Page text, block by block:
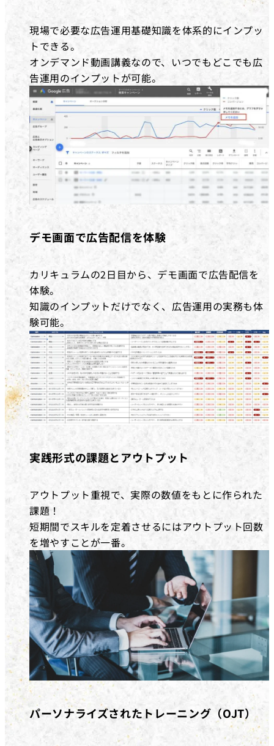
現場で必要な広告運用基礎知識を体系的にインプッ
トできる。
オンデマンド動画講義なので、いつでもどこでも広
告運用のインプットが可能。
デモ画面で広告配信を体験
カリキュラムの2日目から、デモ画面で広告配信を
体験。
知識のインプットだけでなく、広告運用の実務も体
験可能。
実践形式の課題とアウトプット
アウトプット重視で、実際の数値をもとに作られた
課題！
短期間でスキルを定着させるにはアウトプット回数
を増やすことが一番。
パーソナライズされたトレーニング（OJT）